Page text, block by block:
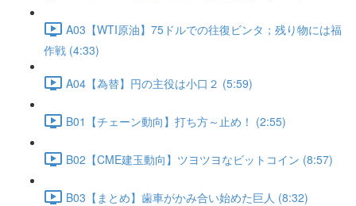
A03【WTI原油】75ドルでの往復ビンタ；残り物には福
作戦 (4:33)
A04【為替】円の主役は小口２ (5:59)
B01【チェーン動向】打ち方～止め！ (2:55)
B02【CME建玉動向】ツヨツヨなビットコイン (8:57)
B03【まとめ】歯車がかみ合い始めた巨人 (8:32)